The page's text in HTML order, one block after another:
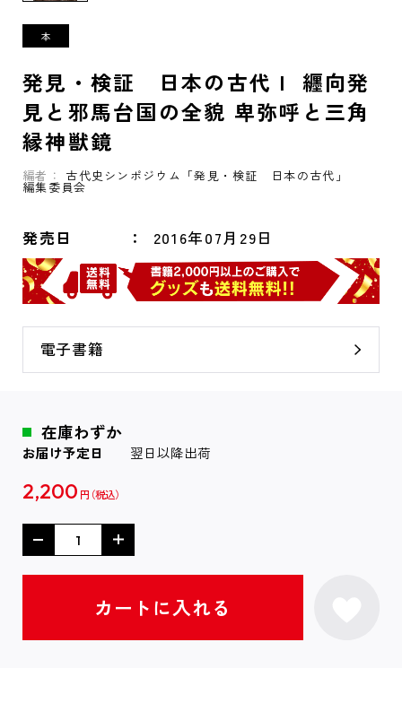
発見・検証 日本の古代Ｉ 纒向発
見と邪馬台国の全貌 卑弥呼と三角
縁神獣鏡
編者： 古代史シンポジウム「発見・検証 日本の古代」
編集委員会
発売日 2016年07月29日
電子書籍
在庫わずか
お届け予定日 翌日以降出荷
2,200 円